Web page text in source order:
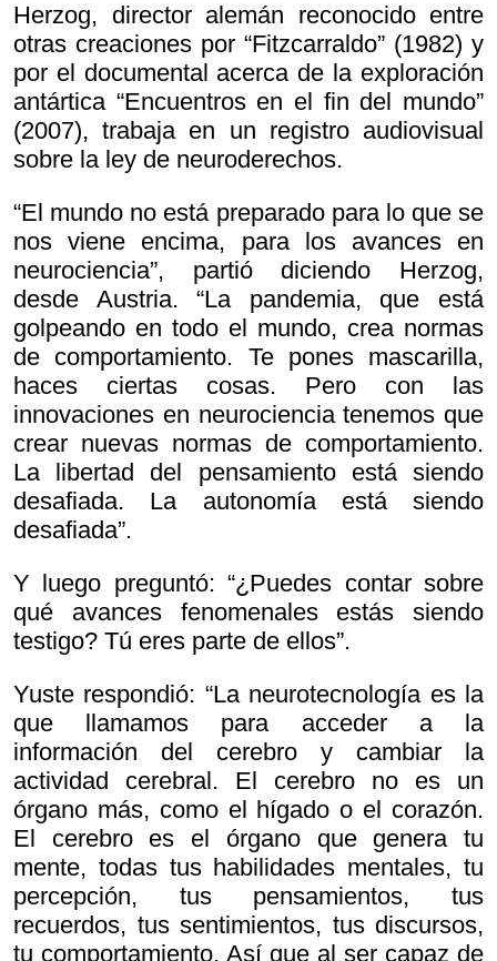
Herzog, director alemán reconocido entre
otras creaciones por “Fitzcarraldo” (1982) y
por el documental acerca de la exploración
antártica “Encuentros en el fin del mundo”
(2007), trabaja en un registro audiovisual
sobre la ley de neuroderechos.
“El mundo no está preparado para lo que se
nos viene encima, para los avances en
neurociencia”, partió diciendo Herzog,
desde Austria. “La pandemia, que está
golpeando en todo el mundo, crea normas
de comportamiento. Te pones mascarilla,
haces ciertas cosas. Pero con las
innovaciones en neurociencia tenemos que
crear nuevas normas de comportamiento.
La libertad del pensamiento está siendo
desafiada. La autonomía está siendo
desafiada”.
Y luego preguntó: “¿Puedes contar sobre
qué avances fenomenales estás siendo
testigo? Tú eres parte de ellos”.
Yuste respondió: “La neurotecnología es la
que llamamos para acceder a la
información del cerebro y cambiar la
actividad cerebral. El cerebro no es un
órgano más, como el hígado o el corazón.
El cerebro es el órgano que genera tu
mente, todas tus habilidades mentales, tu
percepción, tus pensamientos, tus
recuerdos, tus sentimientos, tus discursos,
tu comportamiento. Así que al ser capaz de